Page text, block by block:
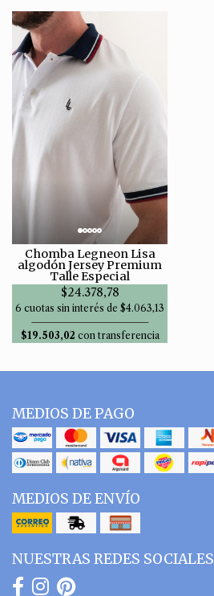
Chomba Legneon Lisa
algodón Jersey Premium
Talle Especial
$24.378,78
6 cuotas sin interés de $4.063,13
$19.503,02 con transferencia
MEDIOS DE PAGO
MEDIOS DE ENVÍO
NUESTRAS REDES SOCIALES